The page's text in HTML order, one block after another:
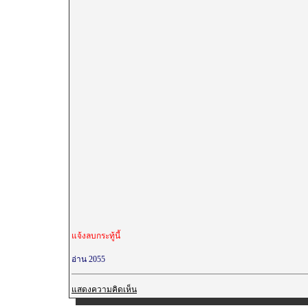
แจ้งลบกระทู้นี้
อ่าน 2055
แสดงความคิดเห็น